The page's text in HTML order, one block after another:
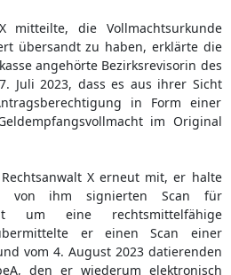
mitteilte, die Vollmachtsurkunde
übersandt zu haben, erklärte die
angehörte Bezirksrevisorin des
Juli 2023, dass es aus ihrer Sicht
in Form einer
im Original
X erneut mit, er halte
von ihm signierten Scan für
um eine rechtsmittelfähige
er einen Scan einer
vom 4. August 2023 datierenden
den er wiederum elektronisch